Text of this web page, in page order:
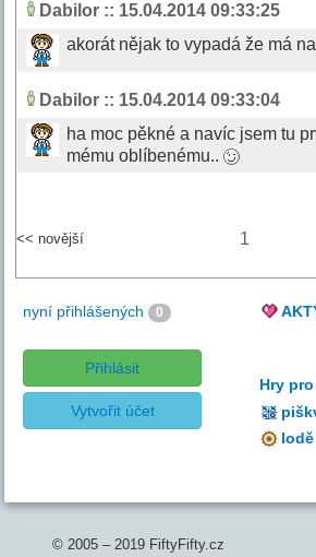
Dabilor :: 15.04.2014 09:33:25
akorát nějak to vypadá že má
Dabilor :: 15.04.2014 09:33:04
ha moc pěkné a navíc jsem tu
mému oblíbenému..
<< novější 1
nyní přihlášených 0
Přihlásit
Vytvořit účet
Hry
lodě
© 2005 – 2019 FiftyFifty.cz